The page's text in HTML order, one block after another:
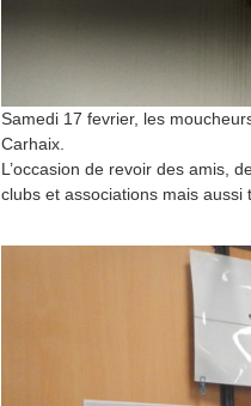
Samedi 17 fevrier, les
Carhaix.
L’occasion de revoir des amis,
clubs et associations mais aussi